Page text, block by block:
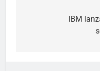
navigation
IBM